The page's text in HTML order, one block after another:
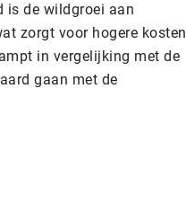
is de wildgroei aan
zorgt voor hogere kosten
in vergelijking met de
gaan met de